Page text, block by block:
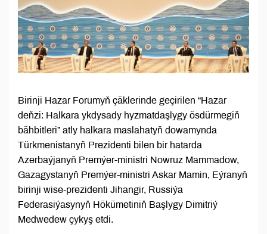
Birinji Hazar Forumyň çäklerinde geçirilen “Hazar
deňzi: Halkara ykdysady hyzmatdaşlygy ösdürmegiň
bähbitleri” atly halkara maslahatyň dowamynda
Türkmenistanyň Prezidenti bilen bir hatarda
Azerbaýjanyň Premýer-ministri Nowruz Mammadow,
Gazagystanyň Premýer-ministri Askar Mamin, Eýranyň
birinji wise-prezidenti Jihangir, Russiýa
Federasiýasynyň Hökümetiniň Başlygy Dimitriý
Medwedew çykyş etdi.